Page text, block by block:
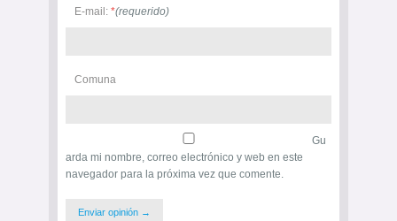
E-mail: *(requerido)
Comuna
Gu
arda mi nombre, correo electrónico y web en este
navegador para la próxima vez que comente.